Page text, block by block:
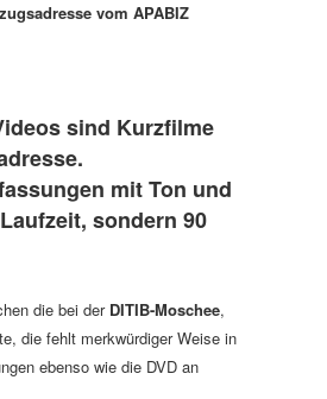
vom APABIZ
sind Kurzfilme
mit Ton und
sondern 90
die bei der DITIB-Moschee,
die fehlt merkwürdiger Weise in
ebenso wie die DVD an